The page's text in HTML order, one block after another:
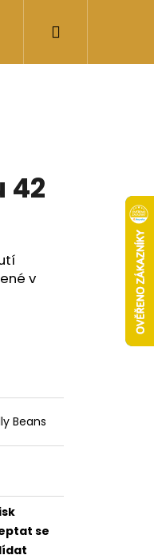
Přihlášení
42
v
Beans
se